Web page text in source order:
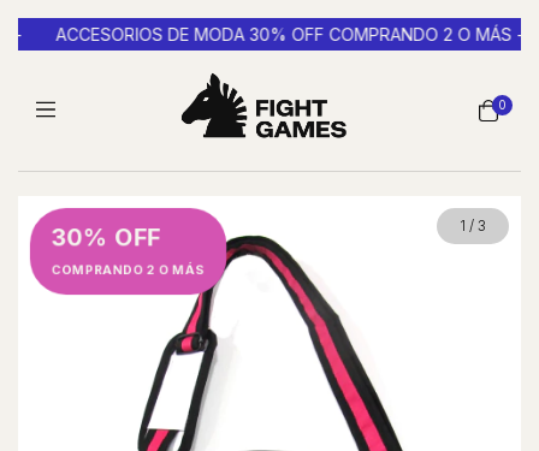
ACCESORIOS DE MODA 30% OFF COMPRANDO 2 O MÁS -
0
30% OFF
COMPRANDO 2 O MÁS
1 / 3